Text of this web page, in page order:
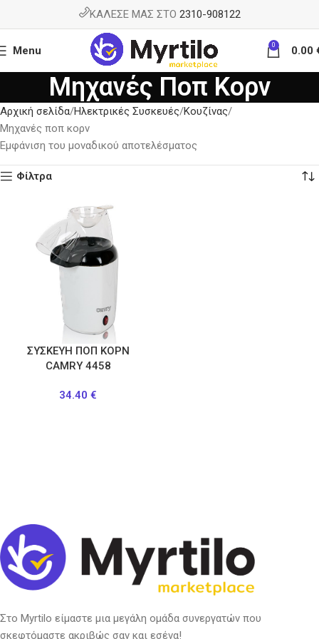
ΚΑΛΕΣΕ ΜΑΣ ΣΤΟ 2310-908122
Menu 0 0.00
Mηχανές Ποπ Κορν
Αρχική σελίδα Ηλεκτρικές Συσκευές Κουζίνας
Mηχανές ποπ κορν
Εμφάνιση του μοναδικού αποτελέσματος
Φίλτρα
ΣΥΣΚΕΥΗ ΠΟΠ ΚΟΡΝ
CAMRY 4458
34.40 €
Στο Myrtilo είμαστε μια μεγάλη ομάδα συνεργατών που
σκεφτόμαστε ακριβώς σαν και εσένα!